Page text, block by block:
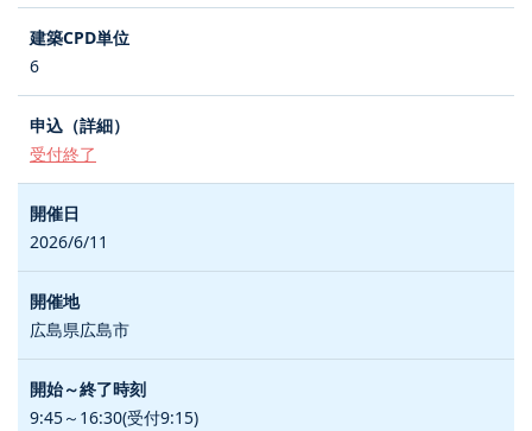
6
受付終了
2026/6/11
広島県広島市
9:45～16:30(受付9:15)